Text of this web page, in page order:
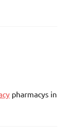
pharmacys in